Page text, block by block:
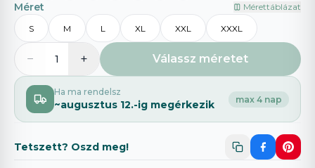
Méret Mérettáblázat
S M L XL XXL XXXL
− 1 + Válassz méretet
Ha ma rendelsz
~augusztus 12.-ig megérkezik max 4 nap
Tetszett? Oszd meg!